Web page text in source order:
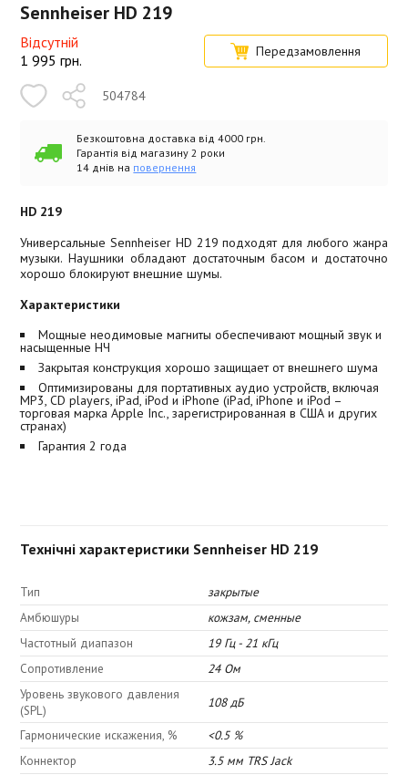
Sennheiser HD 219
Відсутній
1 995 грн. Передзамовлення
504784
Безкоштовна доставка від 4000 грн.
Гарантія від магазину 2 роки
14 днів на повернення
HD 219
Универсальные Sennheiser HD 219 подходят для любого жанра
музыки. Наушники обладают достаточным басом и достаточно
хорошо блокируют внешние шумы.
Характеристики
Мощные неодимовые магниты обеспечивают мощный звук и
насыщенные НЧ
Закрытая конструкция хорошо защищает от внешнего шума
Оптимизированы для портативных аудио устройств, включая
MP3, CD players, iPad, iPod и iPhone (iPad, iPhone и iPod –
торговая марка Apple Inc., зарегистрированная в США и других
странах)
Гарантия 2 года
Технічні характеристики Sennheiser HD 219
Тип
закрытые
Амбюшуры
кожзам, сменные
Частотный диапазон
19 Гц - 21 кГц
Сопротивление
24 Ом
Уровень звукового давления
(SPL)
108 дБ
Гармонические искажения, %
<0.5 %
Коннектор
3.5 мм TRS Jack